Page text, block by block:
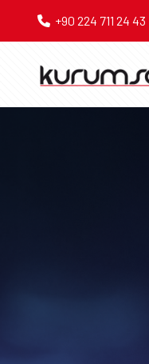
+90 224 711 24 43